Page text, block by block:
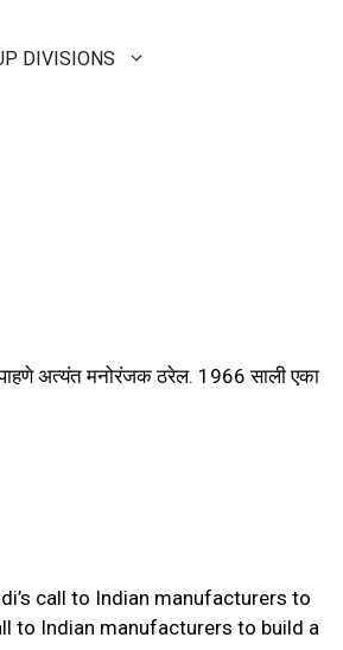
DIVISIONS
अत्यंत मनोरंजक ठरेल. 1966 साली एका
call to Indian manufacturers to
to Indian manufacturers to build a